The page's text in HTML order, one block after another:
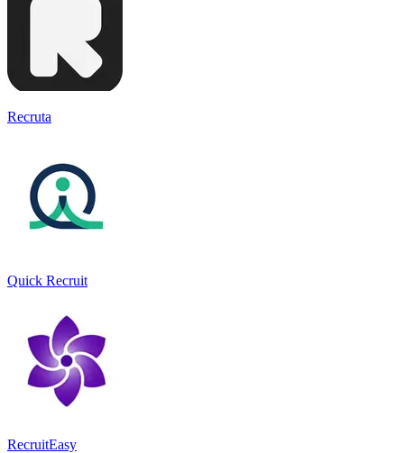
Recruta
Quick Recruit
RecruitEasy